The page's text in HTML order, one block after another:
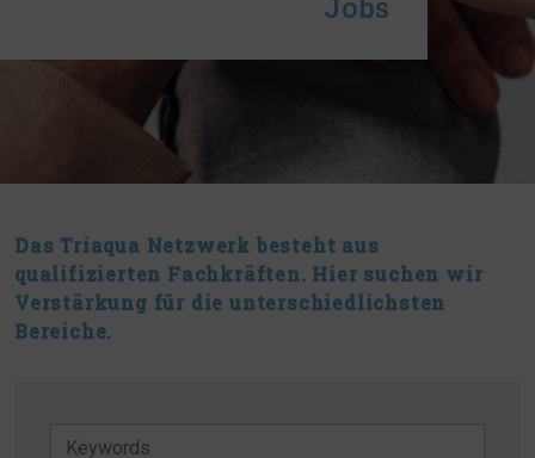
Das Triaqua Netzwerk besteht aus
qualifizierten Fachkräften. Hier suchen wir
Verstärkung für die unterschiedlichsten
Bereiche.